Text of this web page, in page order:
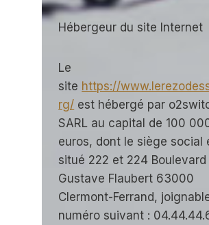
Hébergeur du site Internet
Le
site https://
rg/ est hébergé par
SARL au capital de 100
euros, dont le siège social
situé 222 et 224 Boulevard
Gustave Flaubert 63000
Clermont-Ferrand,
numéro suivant :